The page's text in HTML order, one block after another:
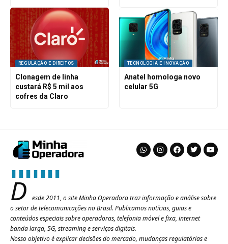
REGULAÇÃO E DIREITOS
Clonagem de linha
custará R$ 5 mil aos
cofres da Claro
TECNOLOGIA E INOVAÇÃO
Anatel homologa novo
celular 5G
D
esde 2011, o site Minha Operadora traz informação e análise sobre
o setor de telecomunicações no Brasil. Publicamos notícias, guias e
conteúdos especiais sobre operadoras, telefonia móvel e fixa, internet
banda larga, 5G, streaming e serviços digitais.
Nosso objetivo é explicar decisões do mercado, mudanças regulatórias e